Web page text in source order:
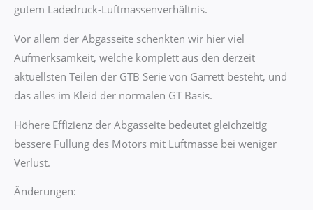
gutem Ladedruck-Luftmassenverhältnis.
Vor allem der Abgasseite schenkten wir hier viel
Aufmerksamkeit, welche komplett aus den derzeit
aktuellsten Teilen der GTB Serie von Garrett besteht, und
das alles im Kleid der normalen GT Basis.
Höhere Effizienz der Abgasseite bedeutet gleichzeitig
bessere Füllung des Motors mit Luftmasse bei weniger
Verlust.
Änderungen: